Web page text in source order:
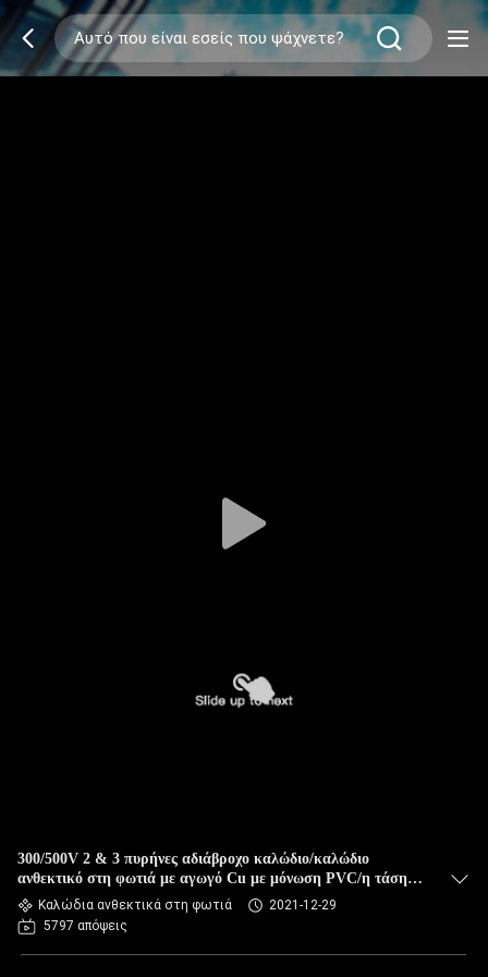
300/500V 2 & 3 πυρήνες αδιάβροχο καλώδιο/καλώδιο
ανθεκτικό στη φωτιά με αγωγό Cu με μόνωση PVC/η τάση
δοκιμής: 2000V
Καλώδια ανθεκτικά στη φωτιά
2021-12-29
5797 απόψεις